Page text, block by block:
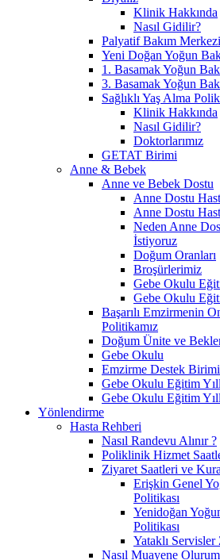
Klinik Hakkında
Nasıl Gidilir?
Palyatif Bakım Merkezi
Yeni Doğan Yoğun
1. Basamak Yoğun
3. Basamak Yoğun
Sağlıklı Yaş Alma
Klinik Hakkında
Nasıl Gidilir?
Doktorlarımız
GETAT Birimi
Anne & Bebek
Anne ve Bebek Dostu
Anne Dostu
Anne Dostu
Neden Anne
İstiyoruz
Doğum Oranları
Broşürlerimiz
Gebe Okulu
Gebe Okulu
Başarılı Emzirmenin
Politikamız
Doğum Ünite ve
Gebe Okulu
Emzirme Destek Birimi
Gebe Okulu Eğitim
Gebe Okulu Eğitim
Yönlendirme
Hasta Rehberi
Nasıl Randevu Alınır ?
Poliklinik Hizmet
Ziyaret Saatleri ve
Erişkin Genel
Politikası
Yenidoğan
Politikası
Yataklı
Nasıl Muayene